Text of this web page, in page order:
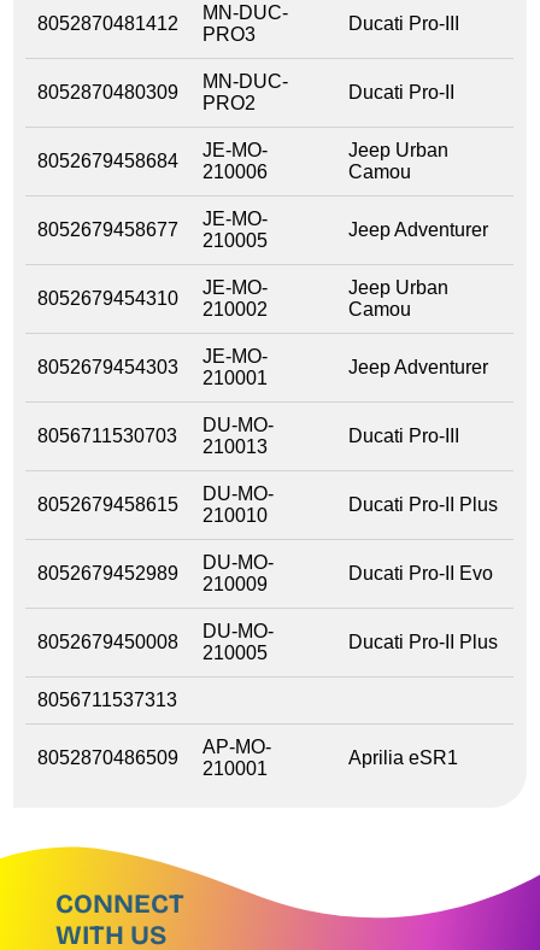
8052870481412
MN-DUC-
PRO3
Ducati Pro-III
8052870480309
MN-DUC-
PRO2
Ducati Pro-II
8052679458684
JE-MO-
210006
Jeep Urban
Camou
8052679458677
JE-MO-
210005
Jeep Adventurer
8052679454310
JE-MO-
210002
Jeep Urban
Camou
8052679454303
JE-MO-
210001
Jeep Adventurer
8056711530703
DU-MO-
210013
Ducati Pro-III
8052679458615
DU-MO-
210010
Ducati Pro-II Plus
8052679452989
DU-MO-
210009
Ducati Pro-II Evo
8052679450008
DU-MO-
210005
Ducati Pro-II Plus
8056711537313
8052870486509
AP-MO-
210001
Aprilia eSR1
CONNECT
WITH US